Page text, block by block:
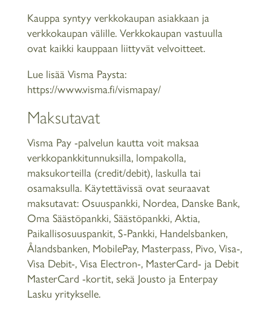
Kauppa syntyy verkkokaupan asiakkaan ja
verkkokaupan välille. Verkkokaupan vastuulla
ovat kaikki kauppaan liittyvät velvoitteet.
Lue lisää Visma Paysta:
https://www.visma.fi/vismapay/
Maksutavat
Visma Pay -palvelun kautta voit maksaa
verkkopankkitunnuksilla, lompakolla,
maksukorteilla (credit/debit), laskulla tai
osamaksulla. Käytettävissä ovat seuraavat
maksutavat: Osuuspankki, Nordea, Danske Bank,
Oma Säästöpankki, Säästöpankki, Aktia,
Paikallisosuuspankit, S-Pankki, Handelsbanken,
Ålandsbanken, MobilePay, Masterpass, Pivo, Visa-,
Visa Debit-, Visa Electron-, MasterCard- ja Debit
MasterCard -kortit, sekä Jousto ja Enterpay
Lasku yritykselle.